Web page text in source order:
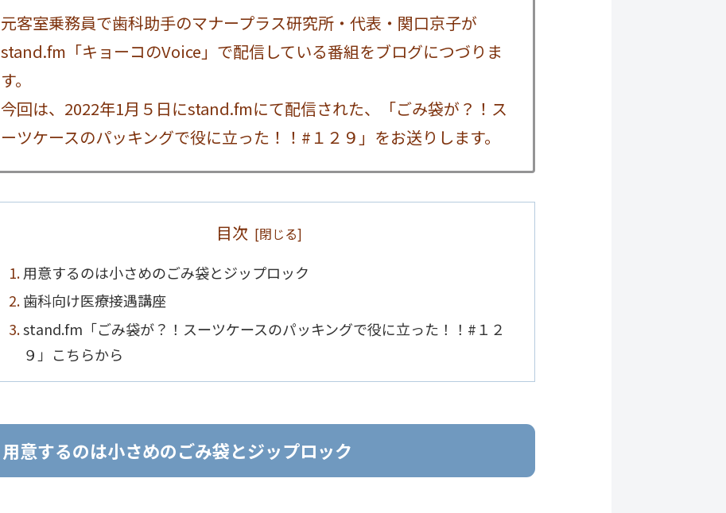
元客室乗務員で歯科助手のマナープラス研究所・代表・関口京子が
stand.fm「キョーコのVoice」で配信している番組をブログにつづりま
す。
今回は、2022年1月５日にstand.fmにて配信された、「ごみ袋が？！ス
ーツケースのパッキングで役に立った！！#１２９」をお送りします。
目次
用意するのは小さめのごみ袋とジップロック
歯科向け医療接遇講座
stand.fm「ごみ袋が？！スーツケースのパッキングで役に立った！！#１２
９」こちらから
用意するのは小さめのごみ袋とジップロック